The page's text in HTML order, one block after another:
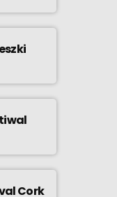
Cork